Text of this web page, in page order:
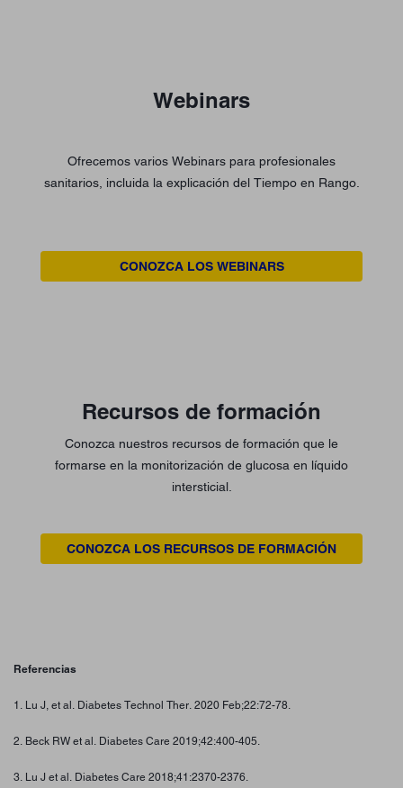
Webinars
Ofrecemos varios Webinars para profesionales
sanitarios, incluida la explicación del Tiempo en Rango.
CONOZCA LOS WEBINARS
Recursos de formación
Conozca nuestros recursos de formación que le
formarse en la monitorización de glucosa en líquido
intersticial.
CONOZCA LOS RECURSOS DE FORMACIÓN
Referencias
1. Lu J, et al. Diabetes Technol Ther. 2020 Feb;22:72-78.
2. Beck RW et al. Diabetes Care 2019;42:400-405.
3. Lu J et al. Diabetes Care 2018;41:2370-2376.